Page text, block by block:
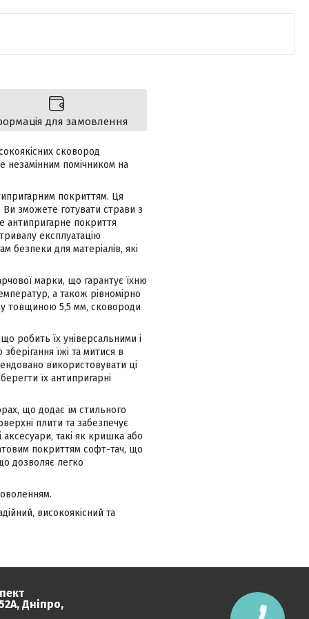
для замовлення
сковород
незамінним помічником на
покриттям. Ця
Ви зможете готувати страви з
антипригарне покриття
експлуатацію
безпеки для матеріалів, які
марки, що гарантує їхню
а також рівномірно
товщиною 5,5 мм, сковороди
робить їх універсальними і
їжі та митися в
використовувати ці
їх антипригарні
що додає їм стильного
плити та забезпечує
аксесуари, такі як кришка або
покриттям софт-тач, що
дозволяє легко
високоякісний та
Дніпро,
КНОПКА